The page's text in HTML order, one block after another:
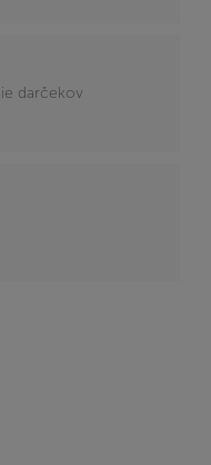
darčekov